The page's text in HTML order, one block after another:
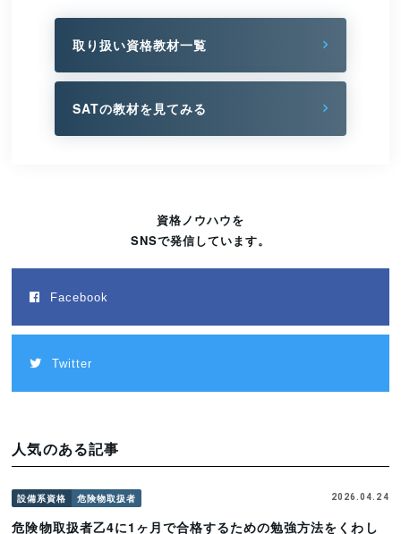
取り扱い資格教材一覧
SATの教材を見てみる
資格ノウハウを
SNSで発信しています。
Facebook
Twitter
人気のある記事
設備系資格 危険物取扱者 2026.04.24
危険物取扱者乙4に1ヶ月で合格するための勉強方法をくわし